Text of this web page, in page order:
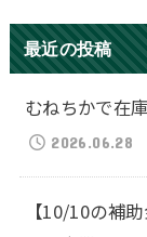
最近の投稿
むねちかで在
2026.06.28
【10/10の補